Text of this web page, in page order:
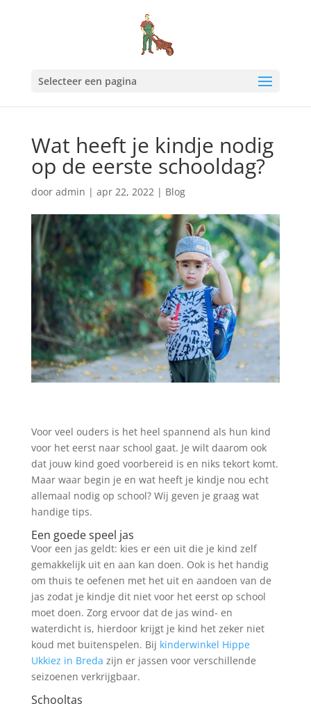
Selecteer een pagina
Wat heeft je kindje nodig
op de eerste schooldag?
door admin | apr 22, 2022| Blog
Voor veel ouders is het heel spannend als hun kind
voor het eerst naar school gaat. Je wilt daarom ook
dat jouw kind goed voorbereid is en niks tekort komt.
Maar waar begin je en wat heeft je kindje nou echt
allemaal nodig op school? Wij geven je graag wat
handige tips.
Een goede speel jas
Voor een jas geldt: kies er een uit die je kind zelf
gemakkelijk uit en aan kan doen. Ook is het handig
om thuis te oefenen met het uit en aandoen van de
jas zodat je kindje dit niet voor het eerst op school
moet doen. Zorg ervoor dat de jas wind- en
waterdicht is, hierdoor krijgt je kind het zeker niet
koud met buitenspelen. Bij kinderwinkel Hippe
Ukkiez in Breda zijn er jassen voor verschillende
seizoenen verkrijgbaar.
Schooltas